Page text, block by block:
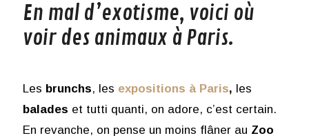
En mal d’exotisme, voici où
voir des animaux à Paris.
Les brunchs, les expositions à Paris, les
balades et tutti quanti, on adore, c’est certain.
En revanche, on pense un moins flâner au Zoo